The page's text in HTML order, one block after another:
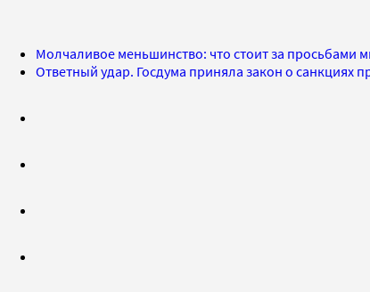
Молчаливое меньшинство: что стоит за просьбами
Ответный удар. Госдума приняла закон о санкциях